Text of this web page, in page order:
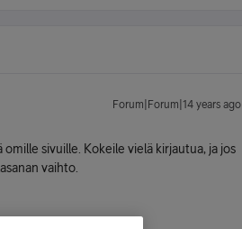
Forum|Forum|14 years ago
sivuille. Kokeile vielä kirjautua, ja jos
vaihto.